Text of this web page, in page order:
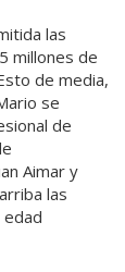
las
millones de
de media,
se
de
Aimar y
las